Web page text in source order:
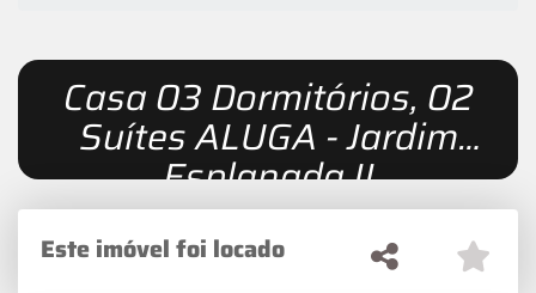
Casa 03 Dormitórios, 02
Suítes ALUGA - Jardim
Esplanada II
Este imóvel foi locado